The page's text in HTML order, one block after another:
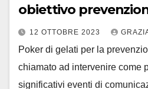
obiettivo
12 OTTOBRE 2023
Poker di gelati per la
chiamato ad intervenire come
significativi eventi di